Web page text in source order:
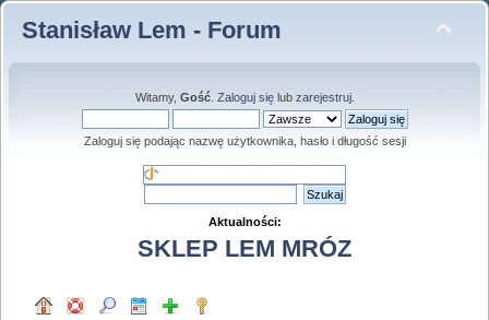
Stanisław Lem - Forum
Witamy, Gość. Zaloguj sięlub zarejestruj.
Zaloguj się podając nazwę użytkownika, hasło i długość sesji
Aktualności:
SKLEP LEM MRÓZ